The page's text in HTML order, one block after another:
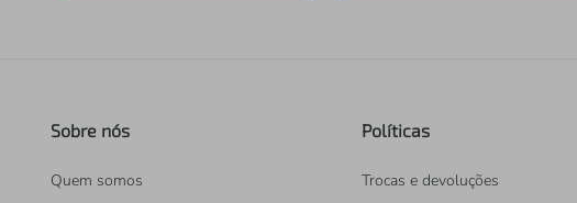
Sobre nós
Quem somos
Políticas
Trocas e devoluções